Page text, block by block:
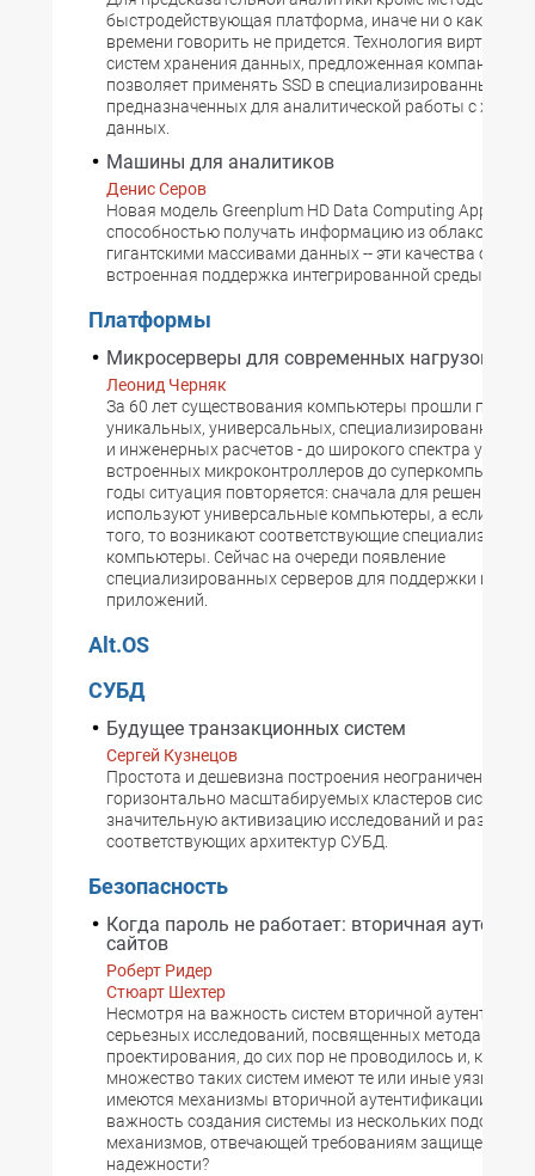
быстродействующая платформа, иначе ни о каком
времени говорить не придется. Технология
систем хранения данных, предложенная компанией
позволяет применять SSD в специализированных
предназначенных для аналитической работы с
данных.
Машины для аналитиков
Денис Серов
Новая модель Greenplum HD Data Computing
способностью получать информацию из облаков и
гигантскими массивами данных -- эти качества
встроенная поддержка интегрированной среды
Платформы
Микросерверы для современных нагрузок
Леонид Черняк
За 60 лет существования компьютеры прошли путь
уникальных, универсальных, специализированных
и инженерных расчетов - до широкого спектра
встроенных микроконтроллеров до
годы ситуация повторяется: сначала для решения
используют универсальные компьютеры, а если
того, то возникают соответствующие
компьютеры. Сейчас на очереди появление
специализированных серверов для поддержки
приложений.
Alt.OS
СУБД
Будущее транзакционных систем
Сергей Кузнецов
Простота и дешевизна построения неограниченно
горизонтально масштабируемых кластеров систем
значительную активизацию исследований и
соответствующих архитектур СУБД.
Безопасность
Когда пароль не работает: вторичная
сайтов
Роберт Ридер
Стюарт Шехтер
Несмотря на важность систем вторичной
серьезных исследований, посвященных методам их
проектирования, до сих пор не проводилось и, как
множество таких систем имеют те или иные
имеются механизмы вторичной аутентификации и в
важность создания системы из нескольких подобных
механизмов, отвечающей требованиям
надежности?